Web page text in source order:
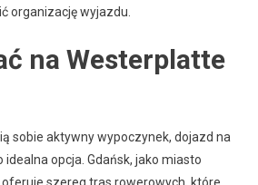
organizację wyjazdu.
na Westerplatte
sobie aktywny wypoczynek, dojazd na
opcja. Gdańsk, jako miasto